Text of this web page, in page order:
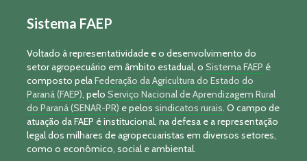
Sistema FAEP
Voltado à representatividade e o desenvolvimento do
setor agropecuário em âmbito estadual, o Sistema FAEP é
composto pelaFederação da Agricultura do Estado do
Paraná (FAEP), pelo Serviço Nacional de Aprendizagem Rural
do Paraná (SENAR-PR) e pelos sindicatos rurais. O campo de
atuação da FAEP é institucional, na defesa e a representação
legal dos milhares de agropecuaristas em diversos setores,
como o econômico, social e ambiental.